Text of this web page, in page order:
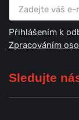
Přihlášením k
Zpracováním
Sledujte